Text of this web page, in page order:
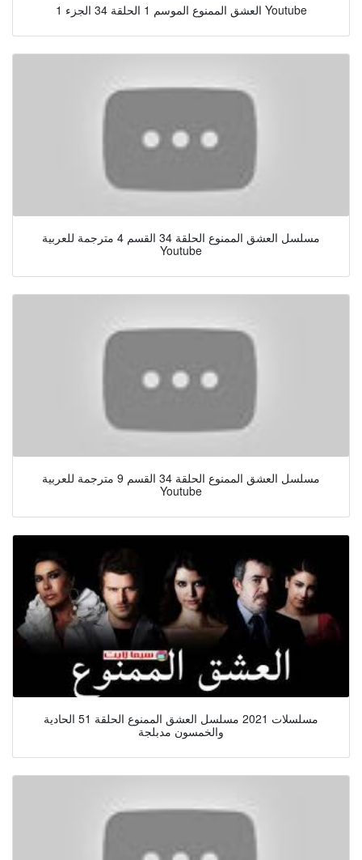
العشق الممنوع الموسم 1 الحلقة 34 الجزء 1 Youtube
مسلسل العشق الممنوع الحلقة 34 القسم 4 مترجمة للعربية
Youtube
مسلسل العشق الممنوع الحلقة 34 القسم 9 مترجمة للعربية
Youtube
مسلسلات 2021 مسلسل العشق الممنوع الحلقة 51 الحادية
والخمسون مدبلجة